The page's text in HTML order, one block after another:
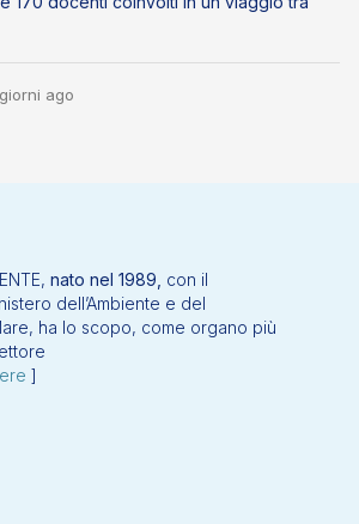
ago
nato nel 1989, con il
dell’Ambiente e del
ha lo scopo, come organo più
]